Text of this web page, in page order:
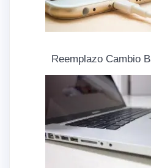
Reemplazo Cambio